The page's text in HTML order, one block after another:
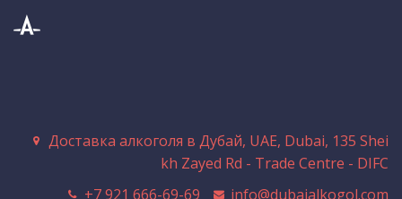
Доставка алкоголя в Дубай, UAE, Dubai, 135 Shei
kh Zayed Rd - Trade Centre - DIFC
+7 921 666-69-69
info@dubaialkogol.com